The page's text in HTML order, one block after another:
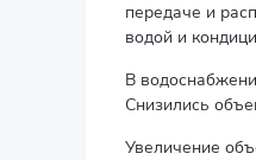
передаче и
водой и
В
Снизились
Увеличение